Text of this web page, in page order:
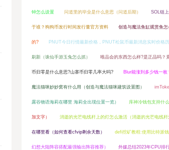
钟怎么设置 问道里的毕业是什么意思（问道后期） SOL链
于谁？狗狗币发行时间发行量官方资料 创造与魔法鱼缸观赏鱼怎
的? PNUT今日行情最新价格，PNUT松鼠币最新消息实时价格
刷新（诛仙手游玉兔怎么抓） 唯品会的东西怎么样?是正品吗？
币归零是什么意思?山寨币归零几率大吗? Blur能涨到多少钱一枚
魔法猫咪妙妙窝有什么用（创造与魔法猫咪建筑设置图）
露谷物语海莉在哪里 海莉全出现位置一览） 库神冷钱包支持什
加文字） 消逝的光芒电线杆上的灯怎么激活（消逝的光芒电线杆
在哪里看（如何查看cfvip剩余天数） defi挖矿教程:使用比特派
幻想大陆阵容搭配最强输出阵容推荐） 外媒总结2023年CPU排